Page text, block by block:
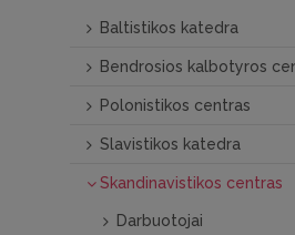
Baltistikos katedra
Bendrosios kalbotyros
Polonistikos centras
Slavistikos katedra
Skandinavistikos centras
Darbuotojai